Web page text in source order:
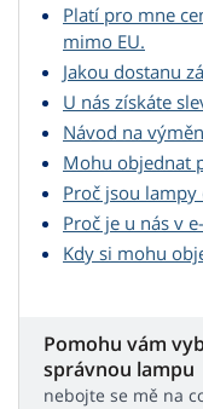
Platí pro mne
mimo EU.
Jakou dostanu
U nás získáte
Návod na
Mohu objednat
Proč jsou
Proč je u nás v
Kdy si mohu
Pomohu vám
správnou lampu
nebojte se mě na